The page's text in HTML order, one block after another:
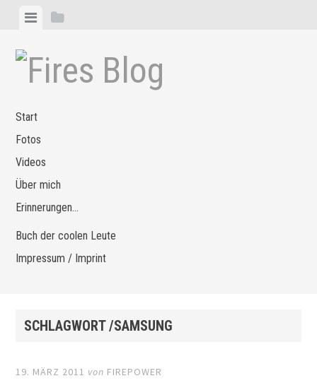
Zum
springen
MenüSeitenleiste
Start
Fotos
Videos
Über mich
Erinnerungen…
Buch der coolen Leute
Impressum / Imprint
SCHLAGWORT /SAMSUNG
19. MÄRZ 2011 von FIREPOWER